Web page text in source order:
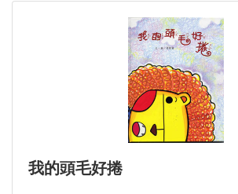
我的頭毛好捲